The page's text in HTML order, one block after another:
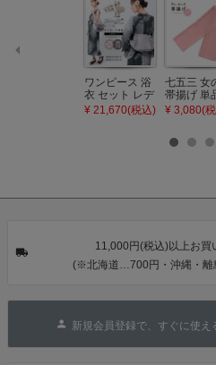
ワンピース 浴
衣 セット レデ
ィース 吸水速
乾 ポリエステ
カシュクール
ワンピース 簡
単着付け 大人
¥ 21,670(税込)
七五三 女
帯揚げ 単
「灰桃色
本製 7歳
びあげ 和
¥ 3,080(
11,000円(税込)以上お買
(※北海道…700円・沖縄・
新規会員登録で、すぐに使え